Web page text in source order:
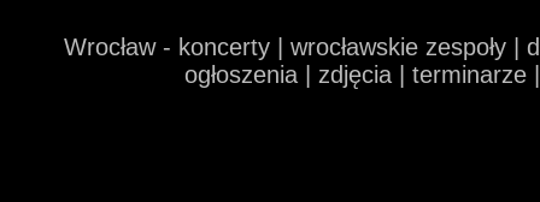
Wrocław - koncerty | wrocławskie zespoły
ogłoszenia | zdjęcia |